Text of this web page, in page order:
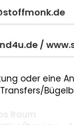
/
oder eine